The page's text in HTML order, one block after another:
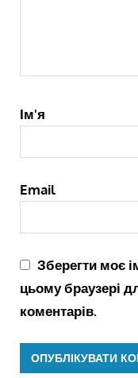
Ім'я
Email
Зберегти моє
цьому браузері
коментарів.